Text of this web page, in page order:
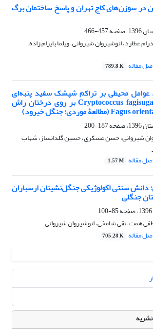
در سوزن‌های کاج تهران و پاسخ ساختمان برگ
457-466
عطارد، انوشیروان شیروانی، ویلما بایرام زاده،
مقاله 789.8 K
عوامل محیطی بر تراکم شپشک سفید پنبه‌ای
راش Cryptococcus fagisuga Lindinger بر روی درختان راش
187-200
شیروانی، حسن عسکری، حسین گلدانساز، شهاب
مقاله 1.57 M
سنتی اکولوژیکی جنگل‌نشینان ارسباران
جنگلی
85-100
همت، تقی شامخی، انوشیروان شیروانی
مقاله 705.28 K